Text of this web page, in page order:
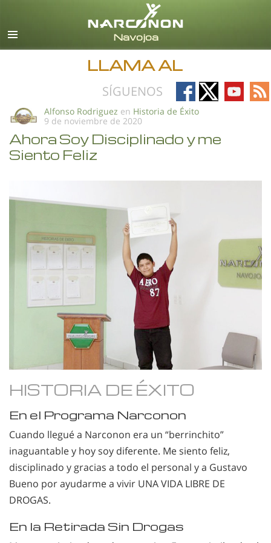
Español
Todas las Regiones/Idiomas
LLAMA AL
SÍGUENOS
Follow
on
Follow
on
Follow
on
on
Alfonso Rodriguez en Historia de Éxito
9 de noviembre de 2020
Ahora Soy Disciplinado y me
Siento Feliz
HISTORIA DE ÉXITO
En el Programa Narconon
Cuando llegué a Narconon era un “berrinchito”
inaguantable y hoy soy diferente. Me siento feliz,
disciplinado y gracias a todo el personal y a Gustavo
Bueno por ayudarme a vivir UNA VIDA LIBRE DE
DROGAS.
En la Retirada Sin Drogas